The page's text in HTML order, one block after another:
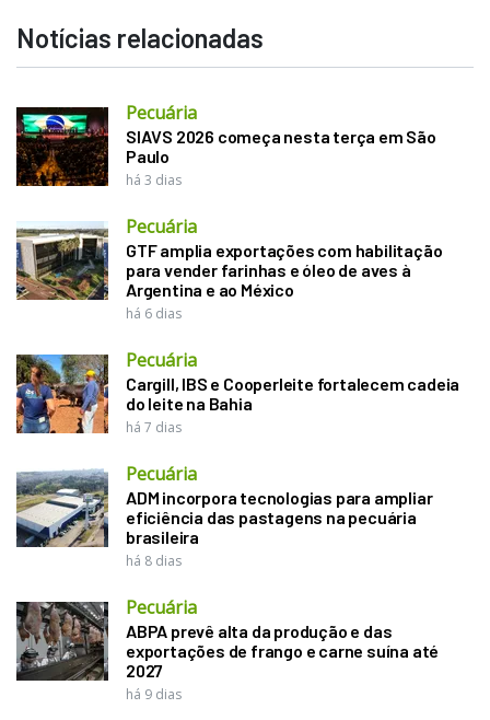
Notícias relacionadas
Pecuária
SIAVS 2026 começa nesta terça em São
Paulo
há 3 dias
Pecuária
GTF amplia exportações com habilitação
para vender farinhas e óleo de aves à
Argentina e ao México
há 6 dias
Pecuária
Cargill, IBS e Cooperleite fortalecem cadeia
do leite na Bahia
há 7 dias
Pecuária
ADM incorpora tecnologias para ampliar
eficiência das pastagens na pecuária
brasileira
há 8 dias
Pecuária
ABPA prevê alta da produção e das
exportações de frango e carne suína até
2027
há 9 dias